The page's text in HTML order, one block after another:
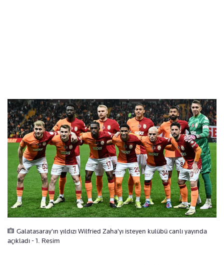
Galatasaray'ın yıldızı Wilfried Zaha'yı isteyen kulübü canlı yayında
açıkladı - 1. Resim